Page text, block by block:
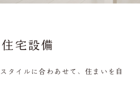
住宅設備
タイルに合わあせて、住まいを自